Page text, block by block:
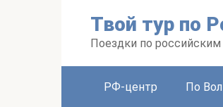
Твой тур по
Поездки по
РФ-центр По